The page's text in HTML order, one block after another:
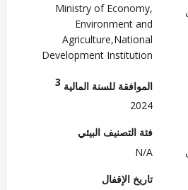
Ministry of Economy,
Environment and
Agriculture,National
Development Institution
الموافقة للسنة المالية3
فئة التصنيف البيئي
N/A
تاريخ الإقفال